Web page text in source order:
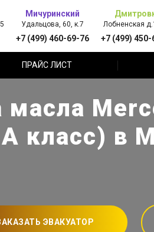
Мичуринский
Удальцова, 60, к.7
+7 (499) 460-69-76
Лобненская
+7 (499)
ПРАЙС ЛИСТ
класс) в
ЭВАКУАТОР